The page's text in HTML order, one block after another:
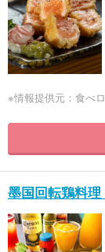
※情報提供元：食べ
墨国回転鶏料